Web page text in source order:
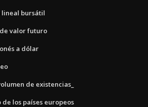
bursátil
valor futuro
a dólar
de existencias_
los países europeos